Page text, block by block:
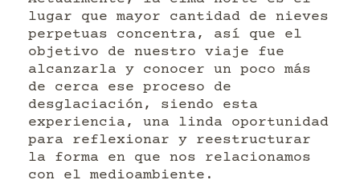
lugar que mayor cantidad de nieves
perpetuas concentra, así que el
objetivo de nuestro viaje fue
alcanzarla y conocer un poco más
de cerca ese proceso de
desglaciación, siendo esta
experiencia, una linda oportunidad
para reflexionar y reestructurar
la forma en que nos relacionamos
con el medioambiente.